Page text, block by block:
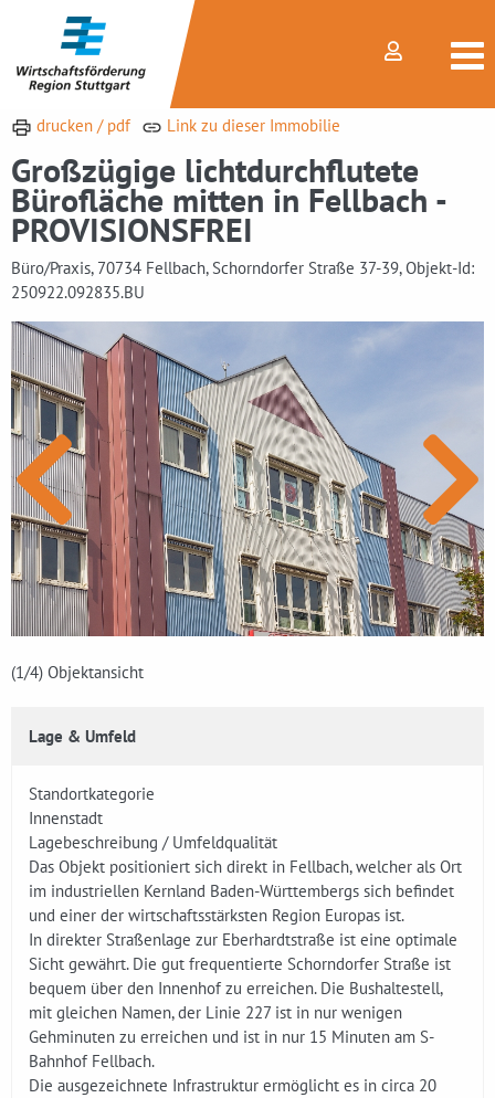
drucken / pdf Link zu dieser Immobilie
Großzügige lichtdurchflutete
Bürofläche mitten in Fellbach -
PROVISIONSFREI
Büro/Praxis, 70734 Fellbach, Schorndorfer Straße 37-39, Objekt-Id:
250922.092835.BU
(1/4) Objektansicht
Lage & Umfeld
Standortkategorie
Innenstadt
Lagebeschreibung / Umfeldqualität
Das Objekt positioniert sich direkt in Fellbach, welcher als Ort
im industriellen Kernland Baden-Württembergs sich befindet
und einer der wirtschaftsstärksten Region Europas ist.
In direkter Straßenlage zur Eberhardtstraße ist eine optimale
Sicht gewährt. Die gut frequentierte Schorndorfer Straße ist
bequem über den Innenhof zu erreichen. Die Bushaltestell,
mit gleichen Namen, der Linie 227 ist in nur wenigen
Gehminuten zu erreichen und ist in nur 15 Minuten am S-
Bahnhof Fellbach.
Die ausgezeichnete Infrastruktur ermöglicht es in circa 20